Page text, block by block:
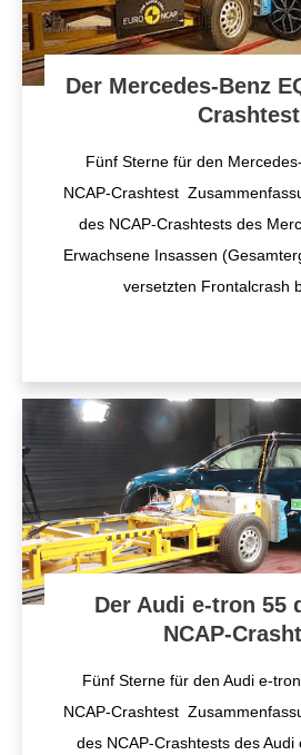
Der Mercedes-Benz
Crashtest
Fünf Sterne für den
NCAP-Crashtest
des NCAP-Crashtests des
Erwachsene Insassen
versetzten Frontalcrash
Der Audi e-tron 55
NCAP-
Fünf Sterne für den Audi e-
NCAP-Crashtest
des NCAP-Crashtests des